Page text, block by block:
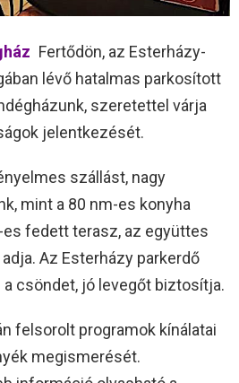
Fertődön, az Esterházy-
lévő hatalmas parkosított
szeretettel várja
jelentkezését.
szállást, nagy
mint a 80 nm-es konyha
fedett terasz, az együttes
Az Esterházy parkerdő
csöndet, jó levegőt biztosítja.
felsorolt programok kínálatai
megismerését.